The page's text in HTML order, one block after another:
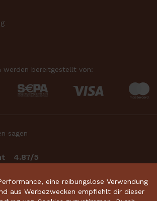
werden bereitgestellt von:
sagen
4.87/5
basierend auf 2633bewertungen.
eine reibungslose Verwendung
aus Werbezwecken empfiehlt dir dieser